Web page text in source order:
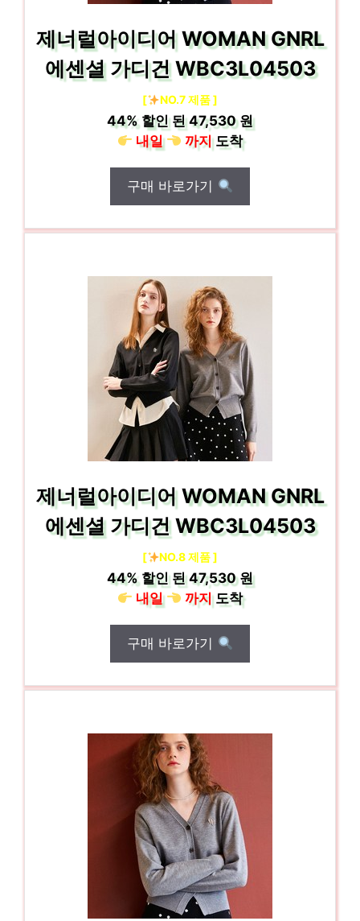
제너럴아이디어 WOMAN GNRL
에센셜 가디건 WBC3L04503
[ NO.7 제품 ]
44%할인 된47,530 원
내일
까지도착
구매 바로가기
제너럴아이디어 WOMAN GNRL
에센셜 가디건 WBC3L04503
[ NO.8 제품 ]
44%할인 된47,530 원
내일
까지도착
구매 바로가기